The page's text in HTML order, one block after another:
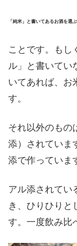
「純米」と書いてあるお酒を選ぶ
ことです。もし
ル」と書いてい
いてあれば、お
す。
それ以外のもの
添）されていま
添で作っていま
アル添されてい
き、ひりひりと
す。一度飲み比